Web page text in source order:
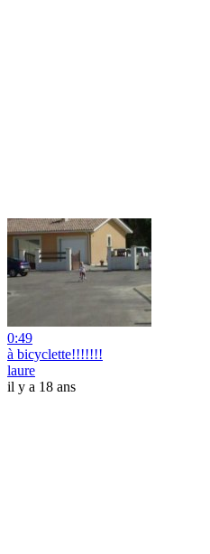
0:49
à bicyclette!!!!!!!
laure
il y a 18 ans